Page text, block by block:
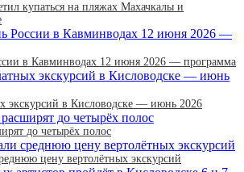
купаться на пляжах Махачкалы и
в Кавминводах 12 июня 2026 — программа
экскурсий в Кисловодске — июнь 2026
до четырёх полос
цену вертолётных экскурсий